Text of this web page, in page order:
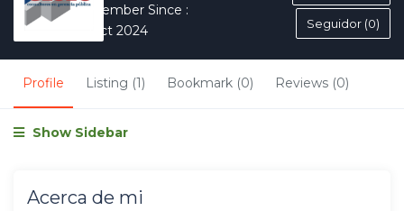
Member Since :
Oct 2024
Seguidor (0)
Profile Listing (1) Bookmark (0) Reviews (0)
Show Sidebar
Acerca de mi